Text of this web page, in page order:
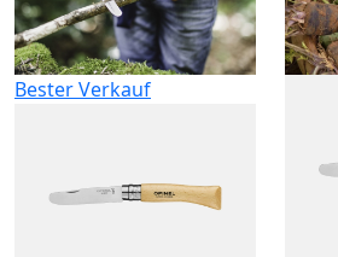
Bester Verkauf